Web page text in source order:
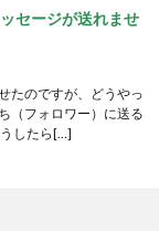
セージが送れませ
たのですが、どうやっ
（フォロワー）に送る
したら[…]